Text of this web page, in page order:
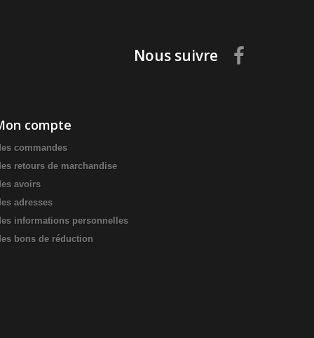
Nous suivre
compte
commandes
retours de marchandise
avoirs
adresses
informations personnelles
bons de réduction